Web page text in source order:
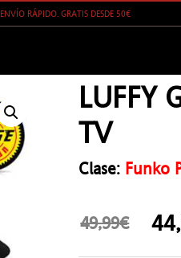
ENVÍO RÁPIDO. GRATIS DESDE 50€
LUFFY
TV
Clase: Funko
49,99€